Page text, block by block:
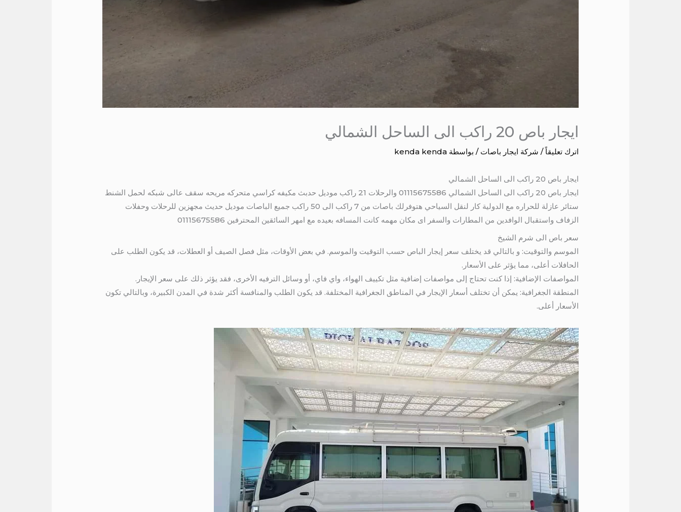
ايجار باص 20 راكب الى الساحل الشمالي
اترك تعليقاً / شركة ايجار باصات / بواسطة kenda kenda
ايجار باص 20 راكب الى الساحل الشمالي
ايجار باص 20 راكب الى الساحل الشمالي 01115675586 والرحلات 21 راكب موديل حدبث مكيفه كراسي متحركه مريحه سقف عالى شبكه لحمل الشنط
ستائر عازلة للحراره مع الدولية كار لنقل السياحي هتوفرلك باصات من 7 راكب الى 50 راكب جميع الباصات موديل حديث مجهزين للرحلات وحفلات
الزفاف واستقبال الوافدين من المطارات والسفر اى مكان مهمه كانت المسافه بعيده مع امهر السائقين المحترفين 01115675586
سعر باص الى شرم الشيخ
الموسم والتوقيت: و بالتالي قد يختلف سعر إيجار الباص حسب التوقيت والموسم. في بعض الأوقات، مثل فصل الصيف أو العطلات، قد يكون الطلب على
الحافلات أعلى، مما يؤثر على الأسعار.
المواصفات الإضافية: إذا كنت تحتاج إلى مواصفات إضافية مثل تكييف الهواء، واي فاي، أو وسائل الترفيه الأخرى، فقد يؤثر ذلك على سعر الإيجار.
المنطقة الجغرافية: يمكن أن تختلف أسعار الإيجار في المناطق الجغرافية المختلفة. قد يكون الطلب والمنافسة أكثر شدة في المدن الكبيرة، وبالتالي تكون
الأسعار أعلى.